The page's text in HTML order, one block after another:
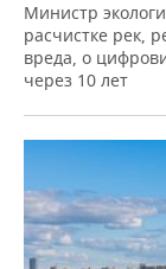
Министр
расчистке рек,
вреда, о
через 10 лет